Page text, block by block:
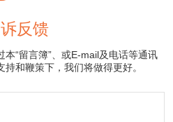
反馈
“留言簿”、或E-mail及电话等通讯
和鞭策下，我们将做得更好。